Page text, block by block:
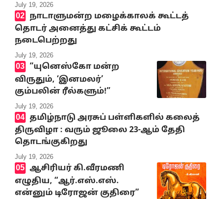
July 19, 2026
நாடாளுமன்ற மழைக்காலக் கூட்டத்
தொடர் அனைத்து கட்சிக் கூட்டம்
நடைபெற்றது
July 19, 2026
“யுனெஸ்கோ மன்ற
விருதும், ‘இனமலர்’
கும்பலின் ரீல்களும்!”
July 19, 2026
தமிழ்நாடு அரசுப் பள்ளிகளில் கலைத்
திருவிழா : வரும் ஜூலை 23-ஆம் தேதி
தொடங்குகிறது
July 19, 2026
ஆசிரியர் கி.வீரமணி
எழுதிய, “ஆர்.எஸ்.எஸ்.
என்னும் டிரோஜன் குதிரை”